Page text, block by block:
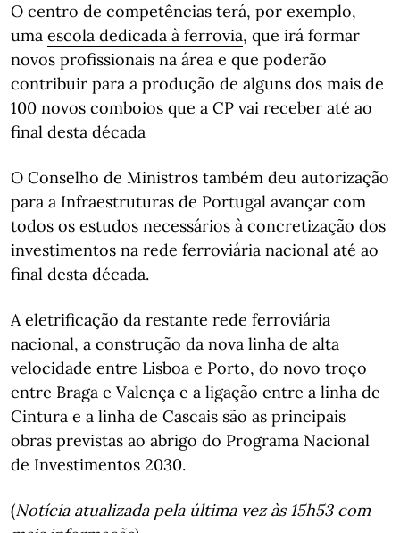
O centro de competências terá, por exemplo,
uma escola dedicada à ferrovia, que irá formar
novos profissionais na área e que poderão
contribuir para a produção de alguns dos mais de
100 novos comboios que a CP vai receber até ao
final desta década
O Conselho de Ministros também deu autorização
para a Infraestruturas de Portugal avançar com
todos os estudos necessários à concretização dos
investimentos na rede ferroviária nacional até ao
final desta década.
A eletrificação da restante rede ferroviária
nacional, a construção da nova linha de alta
velocidade entre Lisboa e Porto, do novo troço
entre Braga e Valença e a ligação entre a linha de
Cintura e a linha de Cascais são as principais
obras previstas ao abrigo do Programa Nacional
de Investimentos 2030.
(Notícia atualizada pela última vez às 15h53 com